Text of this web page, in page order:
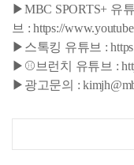
▶MBC SPORTS+ 유튜
브 : https://
▶스톡킹 유튜브 :
▶⚾브런치 유튜브 :
▶광고문의 :